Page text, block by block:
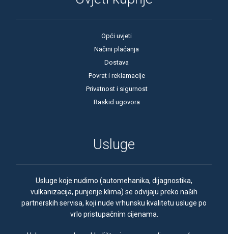
Opći uvjeti
Načini plaćanja
Dostava
Povrat i reklamacije
Privatnost i sigurnost
Raskid ugovora
Usluge
Usluge koje nudimo (automehanika, dijagnostika,
vulkanizacija, punjenje klima) se odvijaju preko naših
partnerskih servisa, koji nude vrhunsku kvalitetu usluge po
vrlo pristupačnim cijenama.